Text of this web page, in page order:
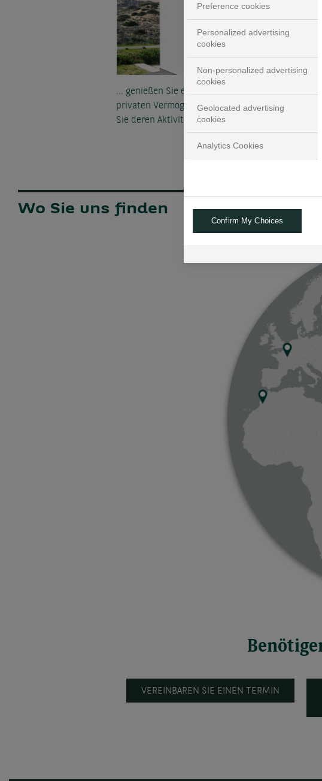
... genießen Sie einen 360°-Blick auf Ihre
privaten Vermögensanlagen und verfolgen
Sie deren Aktivität und Performance
ist
Wo Sie uns finden
VEREINBAREN SIE EINEN TERMIN
Preference cookies
Personalized advertising
cookies
Non-personalized advertising
cookies
Geolocated advertising
cookies
Analytics Cookies
Confirm My Choices